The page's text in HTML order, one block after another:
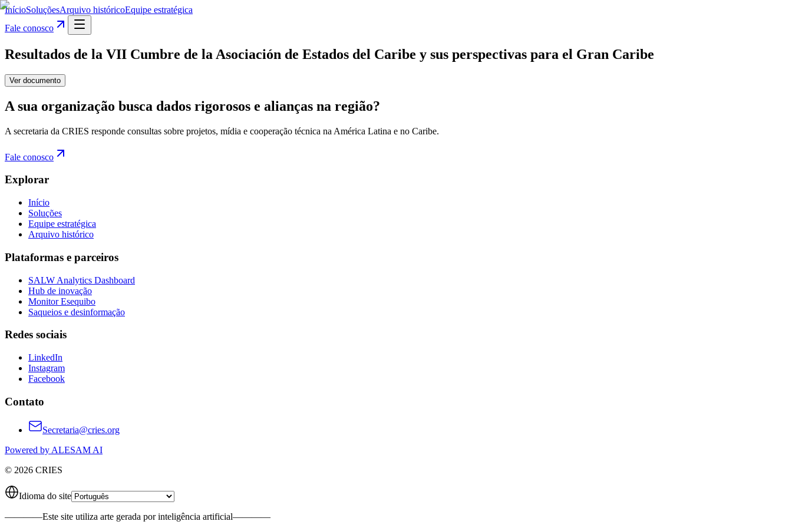
InícioSoluçõesArquivo históricoEquipe estratégica
Fale conosco
Resultados de la VII Cumbre de la Asociación de Estados del Caribe y sus perspectivas para el Gran Caribe
Ver documento
A sua organização busca dados rigorosos e alianças na região?
A secretaria da CRIES responde consultas sobre projetos, mídia e cooperação técnica na América Latina e no Caribe.
Fale conosco
Explorar
Início
Soluções
Equipe estratégica
Arquivo histórico
Plataformas e parceiros
SALW Analytics Dashboard
Hub de inovação
Monitor Esequibo
Saqueios e desinformação
Redes sociais
LinkedIn
Instagram
Facebook
Contato
Secretaria@cries.org
Powered by ALESAM AI
© 2026 CRIES
Idioma do site
————Este site utiliza arte gerada por inteligência artificial————